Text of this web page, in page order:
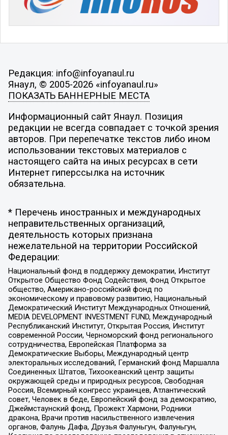
Редакция: info@infoyanaul.ru
Янаул, © 2005-2026 «infoyanaul.ru»
ПОКАЗАТЬ БАННЕРНЫЕ МЕСТА
Информационный сайт Янаул. Позиция
редакции не всегда совпадает с точкой зрения
авторов. При перепечатке текстов либо ином
использовании текстовых материалов с
настоящего сайта на иных ресурсах в сети
Интернет гиперссылка на источник
обязательна.
* Перечень иностранных и международных
неправительственных организаций,
деятельность которых признана
нежелательной на территории Российской
Федерации:
Национальный фонд в поддержку демократии, Институт
Открытое Общество Фонд Содействия, Фонд Открытое
общество, Американо-российский фонд по
экономическому и правовому развитию, Национальный
Демократический Институт Международных Отношений,
MEDIA DEVELOPMENT INVESTMENT FUND, Международный
Республиканский Институт, Открытая Россия, Институт
современной России, Черноморский фонд регионального
сотрудничества, Европейская Платформа за
Демократические Выборы, Международный центр
электоральных исследований, Германский фонд Маршалла
Соединенных Штатов, Тихоокеанский центр защиты
окружающей среды и природных ресурсов, Свободная
Россия, Всемирный конгресс украинцев, Атлантический
совет, Человек в беде, Европейский фонд за демократию,
Джеймстаунский фонд, Прожект Хармони, Родники
дракона, Врачи против насильственного извлечения
органов, Фалунь Дафа, Друзья Фалуньгун, Фалуньгун,